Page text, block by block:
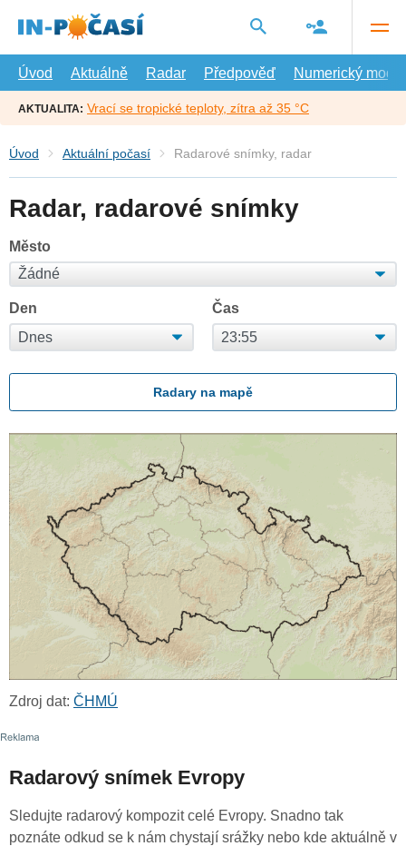
hlavní
Úvod
Aktuálně Radar Předpověď Numerický model
AKTUALITA: Vrací se tropické teploty, zítra až 35 °C
Úvod Aktuální počasí Radarové snímky, radar
Radar, radarové snímky
Město
Den Čas
Radary na mapě
Zdroj dat: ČHMÚ
Radarový snímek Evropy
Sledujte radarový kompozit celé Evropy. Snadno tak
poznáte odkud se k nám chystají srážky nebo kde aktuálně v